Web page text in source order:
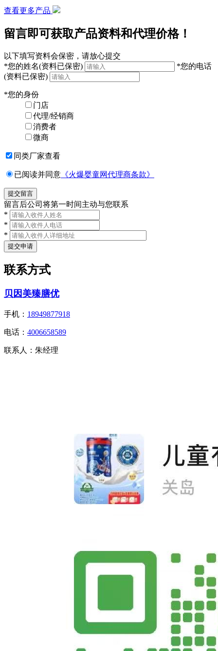
查看更多产品
留言即可获取产品资料和代理价格！
以下填写资料会保密，请放心提交
*您的姓名(资料已保密) *您的电话
(资料已保密)
*您的身份
门店
代理/经销商
消费者
微商
同类厂家查看
已阅读并同意 《火爆婴童网代理商条款》
留言后公司将第一时间主动与您联系
*
*
*
联系方式
贝因美臻膳优
手机： 18949877918
电话： 4006658589
联系人： 朱经理